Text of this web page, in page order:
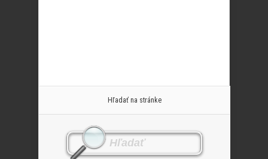
Hľadať na stránke